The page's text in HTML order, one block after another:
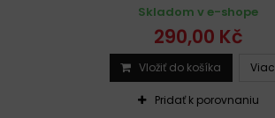
Skladom v e-shope
290,00 Kč
Vložiť do košíka Viac
Pridať k porovnaniu